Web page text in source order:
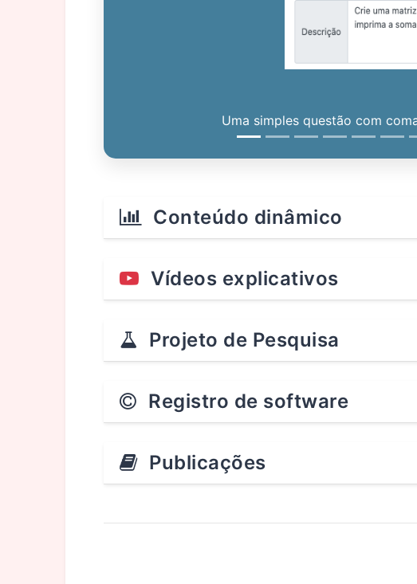
Uma simples questão com
Conteúdo dinâmico
Vídeos explicativos
Projeto de Pesquisa
Registro de software
Publicações